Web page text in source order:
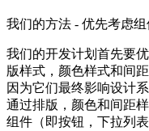
我们的方法 - 优先考虑组
我们的开发计划首先要
版样式，颜色样式和间
因为它们最终影响设计
通过排版，颜色和间距
组件（即按钮，下拉列